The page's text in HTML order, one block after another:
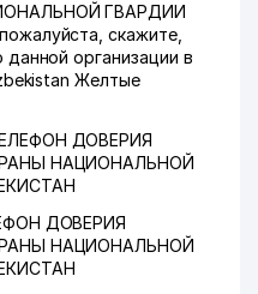
ГВАРДИИ
скажите,
организации в
Желтые
ДОВЕРИЯ
НАЦИОНАЛЬНОЙ
ДОВЕРИЯ
НАЦИОНАЛЬНОЙ